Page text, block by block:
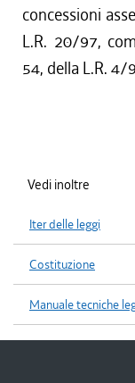
concessioni
L.R. 20/97,
54, della L.R. 4/
Vedi inoltre
Iter delle leggi
Costituzione
Manuale tecniche